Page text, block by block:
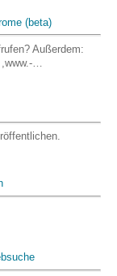
(beta)
Außerdem:
…